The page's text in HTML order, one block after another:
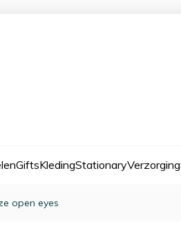
GiftsKledingStationaryVerzorging
open eyes